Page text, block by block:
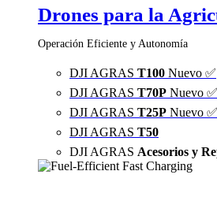
Drones para la
Operación Eficiente y Autonomía
DJI AGRAS T100 Nuevo ✅
DJI AGRAS T70P Nuevo ✅
DJI AGRAS T25P Nuevo ✅
DJI AGRAS T50
DJI AGRAS Acesorios y